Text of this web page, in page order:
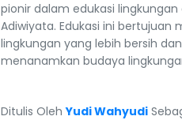
pionir dalam edukasi
Adiwiyata. Edukasi ini
lingkungan yang lebih bersih
menanamkan budaya
Ditulis OlehYudi Wahyudi